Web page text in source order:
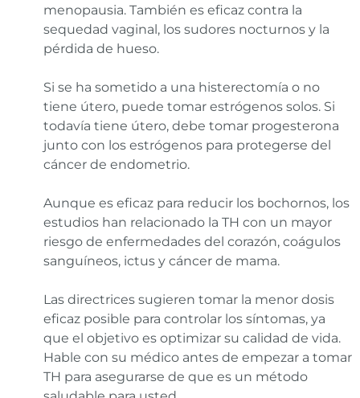
menopausia. También es eficaz contra la
sequedad vaginal, los sudores nocturnos y la
pérdida de hueso.
Si se ha sometido a una histerectomía o no
tiene útero, puede tomar estrógenos solos. Si
todavía tiene útero, debe tomar progesterona
junto con los estrógenos para protegerse del
cáncer de endometrio.
Aunque es eficaz para reducir los bochornos, los
estudios han relacionado la TH con un mayor
riesgo de enfermedades del corazón, coágulos
sanguíneos, ictus y cáncer de mama.
Las directrices sugieren tomar la menor dosis
eficaz posible para controlar los síntomas, ya
que el objetivo es optimizar su calidad de vida.
Hable con su médico antes de empezar a tomar
TH para asegurarse de que es un método